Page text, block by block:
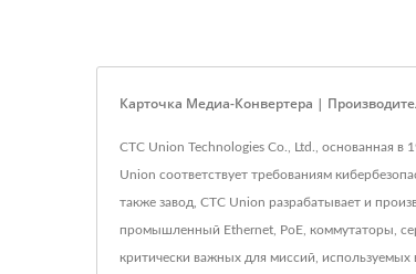
Карточка Медиа-Конвертера |
CTC Union Technologies Co., Ltd., основанная
Union соответствует требованиям
также завод, CTC Union разрабатывает и
промышленный Ethernet, PoE, коммутаторы,
критически важных для миссий,